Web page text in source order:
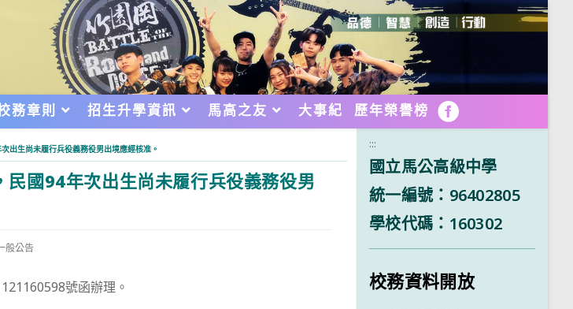
務章則 招生升學資訊 馬高之友 大事紀 歷年榮譽榜 FB
出生尚未履行兵役義務役男出境應經核准。
國94年次出生尚未履行兵役義務役男
般公告
號函辦理。
:::
國立馬公高級中學
統一編號：96402805
學校代碼：160302
校務資料開放